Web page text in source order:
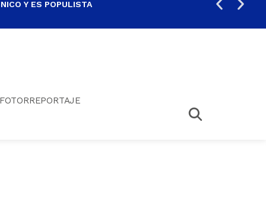
Y ES POPULISTA